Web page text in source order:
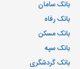
بانک سامان
بانک رفاه
بانک مسکن
بانک سپه
بانک گردشگری